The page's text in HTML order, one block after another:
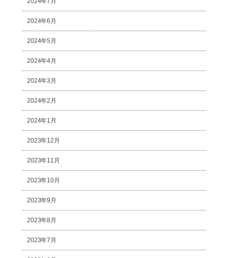
2024年6月
2024年5月
2024年4月
2024年3月
2024年2月
2024年1月
2023年12月
2023年11月
2023年10月
2023年9月
2023年8月
2023年7月